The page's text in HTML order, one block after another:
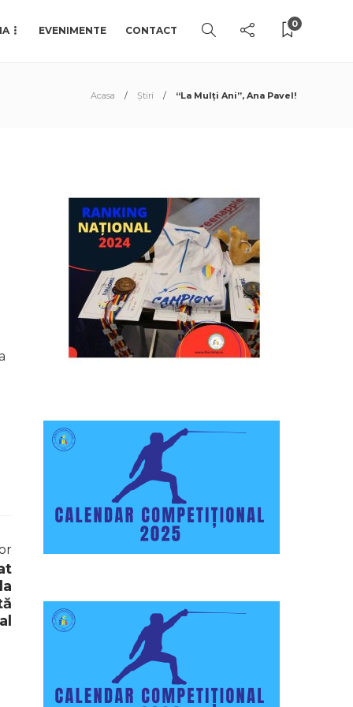
EVENIMENTE CONTACT
0
Acasa Știri “La Mulți Ani”, Ana Pavel!